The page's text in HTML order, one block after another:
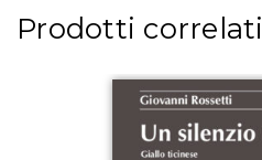
Prodotti correlati